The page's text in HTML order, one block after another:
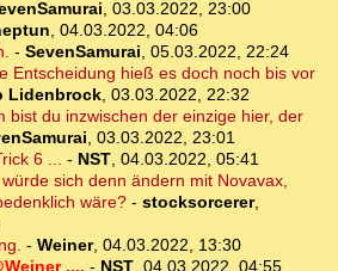
, 03.03.2022, 23:00
, 04.03.2022, 04:06
- SevenSamurai, 05.03.2022, 22:24
Entscheidung hieß es doch noch bis vor
Lidenbrock, 03.03.2022, 22:32
bist du inzwischen der einzige hier, der
, 03.03.2022, 23:01
6 ... - NST, 04.03.2022, 05:41
sich denn ändern mit Novavax,
wäre? - stocksorcerer,
- Weiner, 04.03.2022, 13:30
.... - NST, 04.03.2022, 04:55